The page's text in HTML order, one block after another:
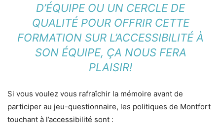
D’ÉQUIPE OU UN CERCLE DE
QUALITÉ POUR OFFRIR CETTE
FORMATION SUR L’ACCESSIBILITÉ À
SON ÉQUIPE, ÇA NOUS FERA
PLAISIR!
Si vous voulez vous rafraîchir la mémoire avant de
participer au jeu-questionnaire, les politiques de Montfort
touchant à l’accessibilité sont :